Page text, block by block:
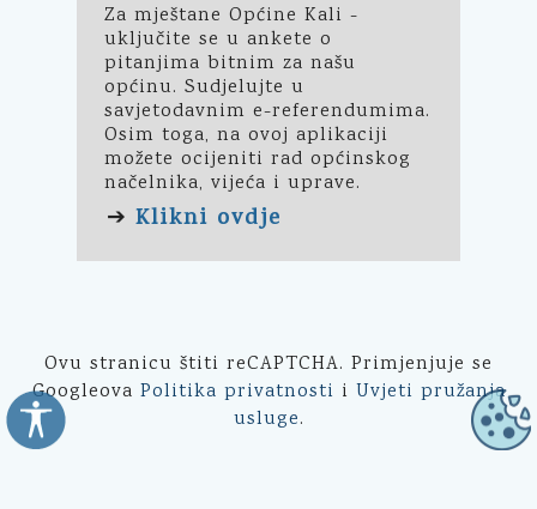
Za mještane Općine Kali -
uključite se u ankete o
pitanjima bitnim za našu
općinu. Sudjelujte u
savjetodavnim e-referendumima.
Osim toga, na ovoj aplikaciji
možete ocijeniti rad općinskog
načelnika, vijeća i uprave.
➔ Klikni ovdje
Ovu stranicu štiti reCAPTCHA. Primjenjuje se
Googleova Politika privatnosti i Uvjeti pružanja
usluge.